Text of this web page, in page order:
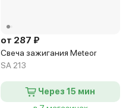
от 287 ₽
Свеча зажигания Meteor
SA 213
Через 15 мин